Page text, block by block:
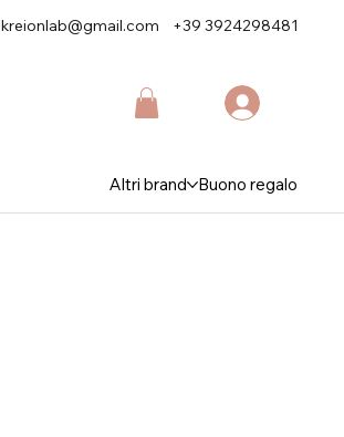
kreionlab@gmail.com +39 3924298481
Altri brand Buono regalo